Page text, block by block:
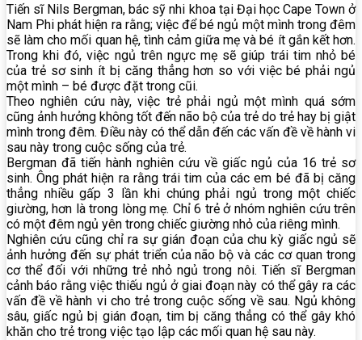
Tiến sĩ Nils Bergman, bác sỹ nhi khoa tại Đại học Cape Town ở
Nam Phi phát hiện ra rằng; việc để bé ngủ một mình trong đêm
sẽ làm cho mối quan hệ, tình cảm giữa mẹ và bé ít gắn kết hơn.
Trong khi đó, việc ngủ trên ngực mẹ sẽ giúp trái tim nhỏ bé
của trẻ sơ sinh ít bị căng thẳng hơn so với việc bé phải ngủ
một mình – bé được đặt trong cũi.
Theo nghiên cứu này, việc trẻ phải ngủ một mình quá sớm
cũng ảnh hưởng không tốt đến não bộ của trẻ do trẻ hay bị giật
mình trong đêm. Điều này có thể dẫn đến các vấn đề về hành vi
sau này trong cuộc sống của trẻ.
Bergman đã tiến hành nghiên cứu về giấc ngủ của 16 trẻ sơ
sinh. Ông phát hiện ra rằng trái tim của các em bé đã bị căng
thẳng nhiều gấp 3 lần khi chúng phải ngủ trong một chiếc
giường, hơn là trong lòng mẹ. Chỉ 6 trẻ ở nhóm nghiên cứu trên
có một đêm ngủ yên trong chiếc giường nhỏ của riêng mình.
Nghiên cứu cũng chỉ ra sự gián đoạn của chu kỳ giấc ngủ sẽ
ảnh hưởng đến sự phát triển của não bộ và các cơ quan trong
cơ thể đối với những trẻ nhỏ ngủ trong nôi. Tiến sĩ Bergman
cảnh báo rằng việc thiếu ngủ ở giai đoạn này có thể gây ra các
vấn đề về hành vi cho trẻ trong cuộc sống về sau. Ngủ không
sâu, giấc ngủ bị gián đoạn, tim bị căng thẳng có thể gây khó
khăn cho trẻ trong việc tạo lập các mối quan hệ sau này.